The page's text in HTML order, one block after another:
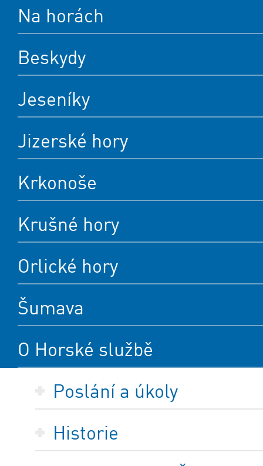
Na horách
Beskydy
Jeseníky
Jizerské hory
Krkonoše
Krušné hory
Orlické hory
Šumava
O Horské službě
Poslání a úkoly
Historie